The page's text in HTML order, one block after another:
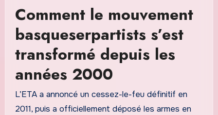
Comment le mouvement
basqueserpartists s’est
transformé depuis les
années 2000
L’ETA a annoncé un cessez-le-feu définitif en
2011, puis a officiellement déposé les armes en